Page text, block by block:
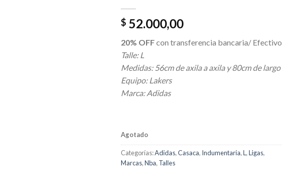
$ 52.000,00
20% OFFcon transferencia bancaria/ Efectivo
Talle: L
Medidas: 56cm de axila a axila y 80cm de largo
Equipo: Lakers
Marca: Adidas
Agotado
Categorías:Adidas,Casaca, Indumentaria,L,Ligas,
Marcas,Nba, Talles